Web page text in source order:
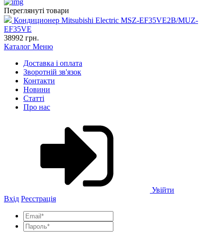
Переглянуті товари
Кондиционер Mitsubishi Electric MSZ-EF35VE2B/MUZ-
EF35VE
38992 грн.
Каталог Меню
Доставка і оплата
Зворотній зв'язок
Контакти
Новини
Статті
Про нас
Увійти
Вхід Реєстрація